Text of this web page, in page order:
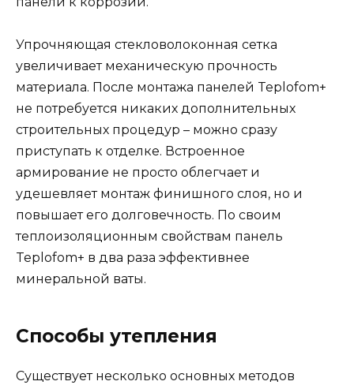
Упрочняющая стекловолоконная сетка
увеличивает механическую прочность
материала. После монтажа панелей Teplofom+
не потребуется никаких дополнительных
строительных процедур – можно сразу
приступать к отделке. Встроенное
армирование не просто облегчает и
удешевляет монтаж финишного слоя, но и
повышает его долговечность. По своим
теплоизоляционным свойствам панель
Teplofom+ в два раза эффективнее
минеральной ваты.
Способы утепления
Существует несколько основных методов